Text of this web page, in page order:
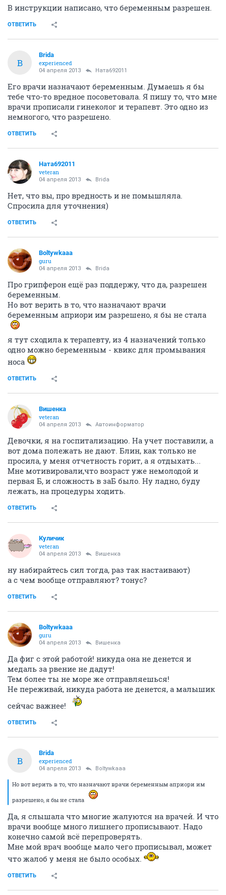
В инструкции написано, что беременным разрешен.
ОТВЕТИТЬ
B
Brida
experienced
04 апреля 2013 Ната692011
Его врачи назначают беременным. Думаешь я бы
тебе что-то вредное посоветовала. Я пишу то, что мне
врачи прописали гинеколог и терапевт. Это одно из
немногого, что разрешено.
ОТВЕТИТЬ
Ната692011
veteran
04 апреля 2013 Brida
Нет, что вы, про вредность и не помышляла.
Спросила для уточнения)
ОТВЕТИТЬ
Boltywkaaa
guru
04 апреля 2013 Brida
Про грипферон ещё раз поддержу, что да, разрешен
беременным.
Но вот верить в то, что назначают врачи
беременным априори им разрешено, я бы не стала
я тут сходила к терапевту, из 4 назначений только
одно можно беременным - квикс для промывания
носа
ОТВЕТИТЬ
Вишенка
veteran
04 апреля 2013 Автоинформатор
Девочки, я на госпитализацию. На учет поставили, а
вот дома полежать не дают. Блин, как только не
просила, у меня отчетность горит, а я отдыхать...
Мне мотивировали,что возраст уже немолодой и
первая Б, и сложность в заБ было. Ну ладно, буду
лежать, на процедуры ходить.
ОТВЕТИТЬ
Куличик
veteran
04 апреля 2013 Вишенка
ну набирайтесь сил тогда, раз так настаивают)
а с чем вообще отправляют? тонус?
ОТВЕТИТЬ
Boltywkaaa
guru
04 апреля 2013 Вишенка
Да фиг с этой работой! никуда она не денется и
медаль за рвение не дадут!
Тем более ты не море же отправляешься!
Не переживай, никуда работа не денется, а малышик
сейчас важнее!
ОТВЕТИТЬ
B
Brida
experienced
04 апреля 2013 Boltywkaaa
Но вот верить в то, что назначают врачи беременным априори им
разрешено, я бы не стала
Да, я слышала что многие жалуются на врачей. И что
врачи вообще много лишнего прописывают. Надо
конечно самой всё перепроверять.
Мне мой врач вообще мало чего прописывал, может
что жалоб у меня не было особых.
ОТВЕТИТЬ